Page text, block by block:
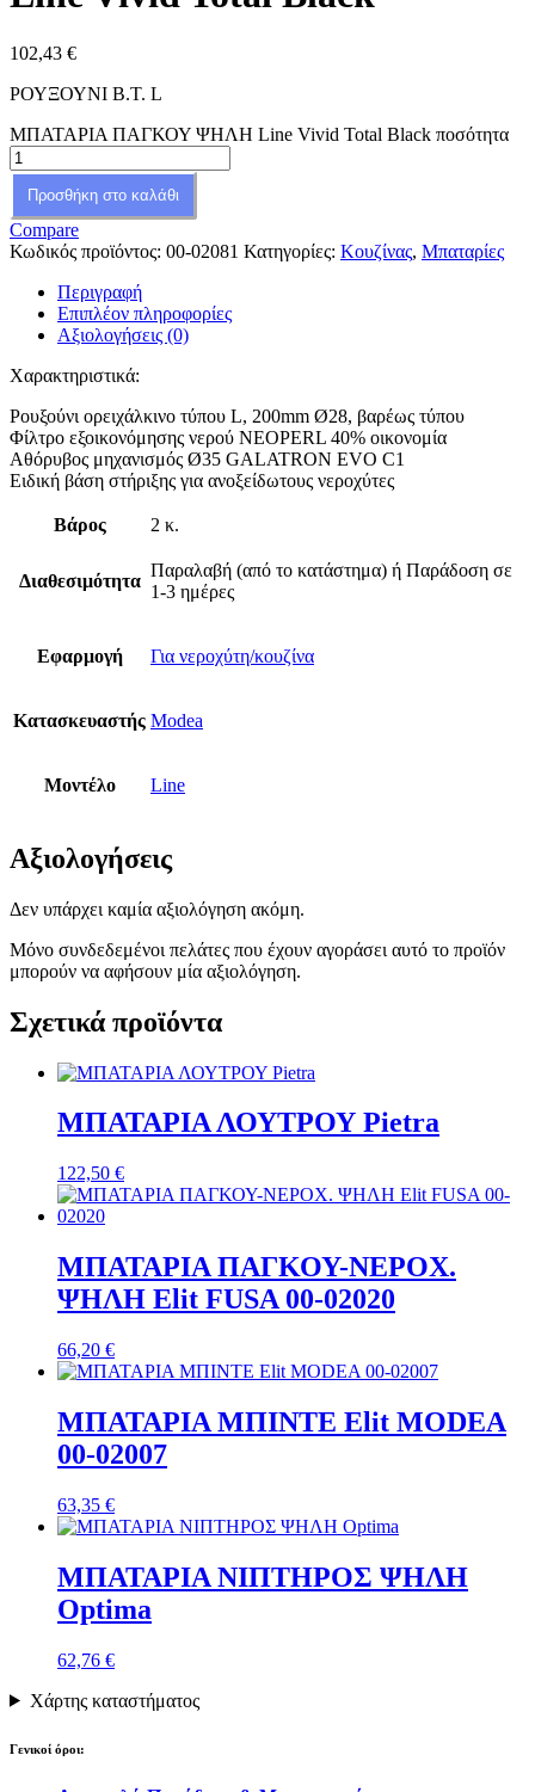
102,43 €
ΡΟΥΞΟΥΝΙ Β.Τ. L
ΜΠΑΤΑΡΙΑ ΠΑΓΚΟΥ ΨΗΛΗ Line Vivid Total Black ποσότητα
Προσθήκη στο καλάθι
Compare
Κωδικός προϊόντος: 00-02081 Κατηγορίες: Κουζίνας, Μπαταρίες
Περιγραφή
Επιπλέον πληροφορίες
Αξιολογήσεις (0)
Χαρακτηριστικά:
Ρουξούνι ορειχάλκινο τύπου L, 200mm Ø28, βαρέως τύπου
Φίλτρο εξοικονόμησης νερού NEOPERL 40% οικονομία
Αθόρυβος μηχανισμός Ø35 GALATRON EVO C1
Ειδική βάση στήριξης για ανοξείδωτους νεροχύτες
Βάρος 2 κ.
Διαθεσιμότητα
Παραλαβή (από το κατάστημα) ή Παράδοση σε
1-3 ημέρες
Εφαρμογή Για νεροχύτη/κουζίνα
Κατασκευαστής Modea
Μοντέλο Line
Αξιολογήσεις
Δεν υπάρχει καμία αξιολόγηση ακόμη.
Μόνο συνδεδεμένοι πελάτες που έχουν αγοράσει αυτό το προϊόν
μπορούν να αφήσουν μία αξιολόγηση.
Σχετικά προϊόντα
ΜΠΑΤΑΡΙΑ ΛΟΥΤΡΟΥ Pietra
122,50 €
ΜΠΑΤΑΡΙΑ ΠΑΓΚΟΥ-ΝΕΡΟΧ.
ΨΗΛΗ Elit FUSA 00-02020
66,20 €
ΜΠΑΤΑΡΙΑ ΜΠΙΝΤΕ Elit MODEA
00-02007
63,35 €
ΜΠΑΤΑΡΙΑ ΝΙΠΤΗΡΟΣ ΨΗΛΗ
Optima
62,76 €
Χάρτης καταστήματος
Γενικοί όροι: